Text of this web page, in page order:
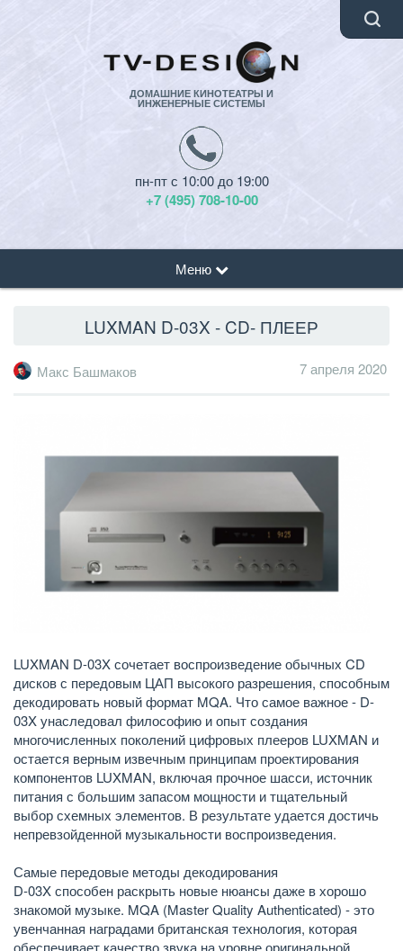
ДОМАШНИЕ КИНОТЕАТРЫ И
ИНЖЕНЕРНЫЕ СИСТЕМЫ
пн-пт с 10:00 до 19:00
+7 (495) 708-10-00
Меню
LUXMAN D-03X - CD- ПЛЕЕР
Макс Башмаков 7 апреля 2020
LUXMAN D-03X сочетает воспроизведение обычных CD
дисков с передовым ЦАП высокого разрешения, способным
декодировать новый формат MQA. Что самое важное - D-
03X унаследовал философию и опыт создания
многочисленных поколений цифровых плееров LUXMAN и
остается верным извечным принципам проектирования
компонентов LUXMAN, включая прочное шасси, источник
питания с большим запасом мощности и тщательный
выбор схемных элементов. В результате удается достичь
непревзойденной музыкальности воспроизведения.
Самые передовые методы декодирования
D-03X способен раскрыть новые нюансы даже в хорошо
знакомой музыке. MQA (Master Quality Authenticated) - это
увенчанная наградами британская технология, которая
обеспечивает качество звука на уровне оригинальной